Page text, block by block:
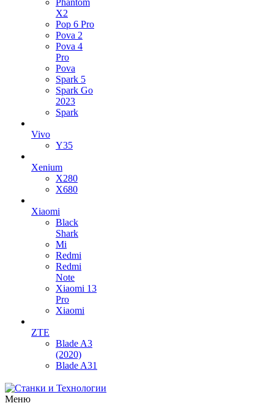
Phantom
X2
Pop 6 Pro
Pova 2
Pova 4
Pro
Pova
Spark 5
Spark Go
2023
Spark
Vivo
Y35
Xenium
X280
X680
Xiaomi
Black
Shark
Mi
Redmi
Redmi
Note
Xiaomi 13
Pro
Xiaomi
ZTE
Blade A3
(2020)
Blade A31
Меню